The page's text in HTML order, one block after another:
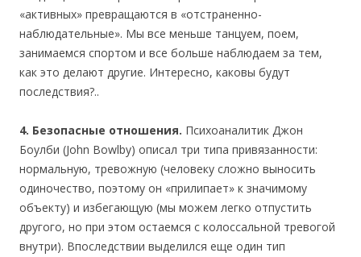
«активных» превращаются в «отстраненно-
наблюдательные». Мы все меньше танцуем, поем,
занимаемся спортом и все больше наблюдаем за тем,
как это делают другие. Интересно, каковы будут
последствия?..
4. Безопасные отношения. Психоаналитик Джон
Боулби (John Bowlby) описал три типа привязанности:
нормальную, тревожную (человеку сложно выносить
одиночество, поэтому он «прилипает» к значимому
объекту) и избегающую (мы можем легко отпустить
другого, но при этом остаемся с колоссальной тревогой
внутри). Впоследствии выделился еще один тип